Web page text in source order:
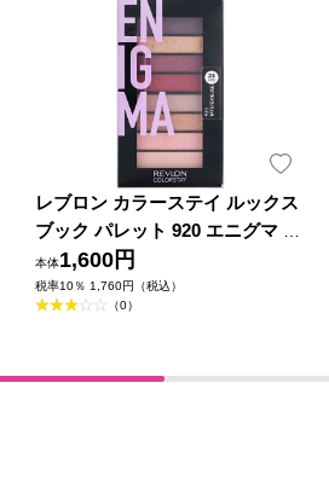
レブロン カラーステイ ルックス
ブック パレット 920 エニグマ ＿
レブロン
本体1,600円
税率10％ 1,760円（税込）
（0）